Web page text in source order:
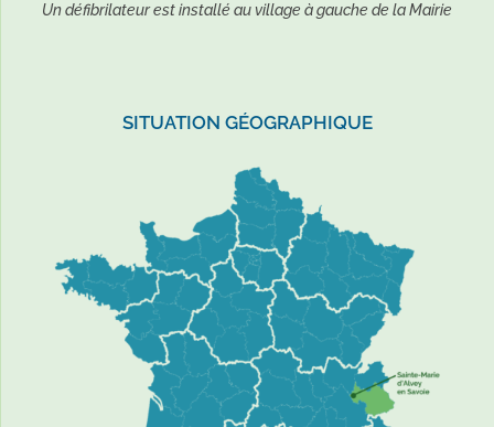
Un défibrilateur est installé au village à gauche de la Mairie
SITUATION GÉOGRAPHIQUE